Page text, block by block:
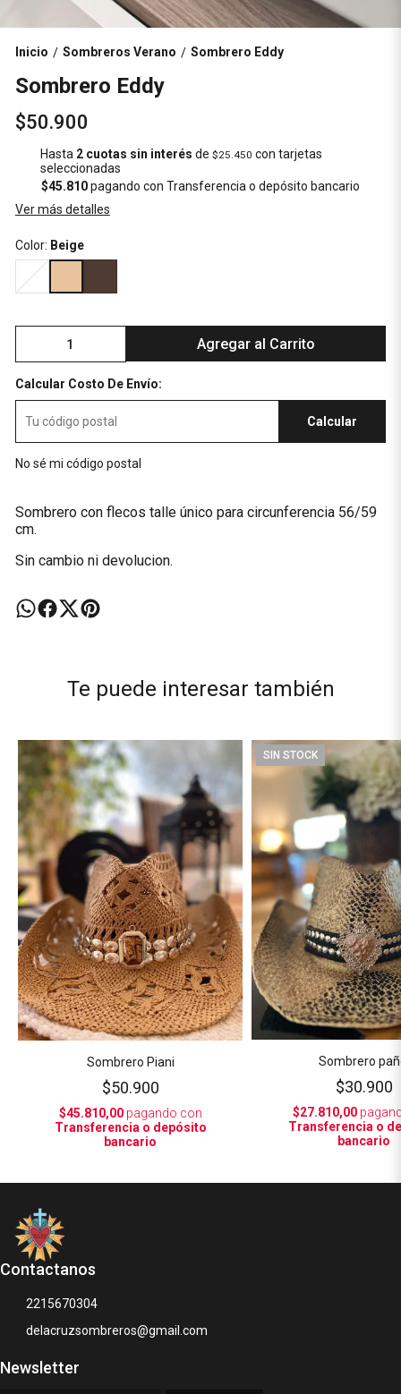
Inicio / Sombreros Verano / Sombrero Eddy
Sombrero Eddy
$50.900
Hasta 2 cuotas sin interés de $25.450 con tarjetas
seleccionadas
$45.810pagando con Transferencia o depósito bancario
Ver más detalles
Color: Beige
Agregar al Carrito
Calcular Costo De Envío:
Calcular
No sé mi código postal
Sombrero con flecos talle único para circunferencia 56/59
cm.
Sin cambio ni devolucion.
Te puede interesar también
Sombrero Piani
$50.900
$45.810,00pagando con
Transferencia o depósito
bancario
SIN STOCK
Sombrero
$30.900
$27.810,00
Transferencia o
bancario
Contactanos
2215670304
delacruzsombreros@gmail.com
Newsletter